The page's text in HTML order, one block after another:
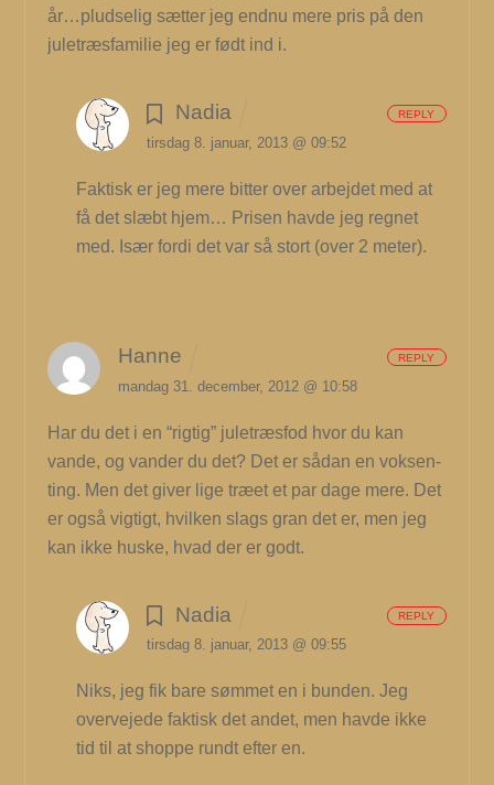
år…pludselig sætter jeg endnu mere pris på den
juletræsfamilie jeg er født ind i.
Nadia
tirsdag 8. januar, 2013 @ 09:52
Faktisk er jeg mere bitter over arbejdet med at
få det slæbt hjem… Prisen havde jeg regnet
med. Især fordi det var så stort (over 2 meter).
REPLY
Hanne
mandag 31. december, 2012 @ 10:58
Har du det i en “rigtig” juletræsfod hvor du kan
vande, og vander du det? Det er sådan en voksen-
ting. Men det giver lige træet et par dage mere. Det
er også vigtigt, hvilken slags gran det er, men jeg
kan ikke huske, hvad der er godt.
REPLY
Nadia
tirsdag 8. januar, 2013 @ 09:55
Niks, jeg fik bare sømmet en i bunden. Jeg
overvejede faktisk det andet, men havde ikke
tid til at shoppe rundt efter en.
REPLY